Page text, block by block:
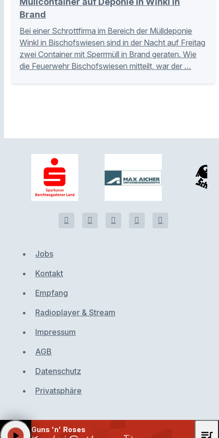
Brand
Bei einer Schrottfirma im Bereich der Mülldeponie
Winkl in Bischofswiesen sind in der Nacht auf Freitag
zwei Container mit Sperrmüll in Brand geraten. Wie
die Feuerwehr Bischofswiesen mitteilt, war der …
Jobs
Kontakt
Empfang
Radioplayer & Stream
Impressum
AGB
Datenschutz
Privatsphäre
Guns 'n' Roses
play_arrow